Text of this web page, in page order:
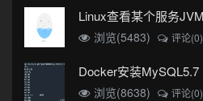
浏览(5483)
评论(0)
Docker安装MySQL5.7
浏览(8638) 评论(0)